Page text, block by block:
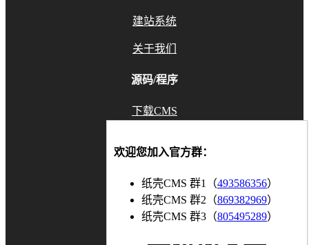
欢迎您加入官方群：
纸壳CMS 群1（493586356）
纸壳CMS 群2（869382969）
纸壳CMS 群3（805495289）
建站系统
关于我们
源码/程序
下载CMS
Gitee
联系我们
知乎